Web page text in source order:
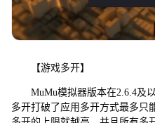
【游戏多开】
MuMu模拟器版本在2.6.4及以
多开打破了应用多开方式最多只